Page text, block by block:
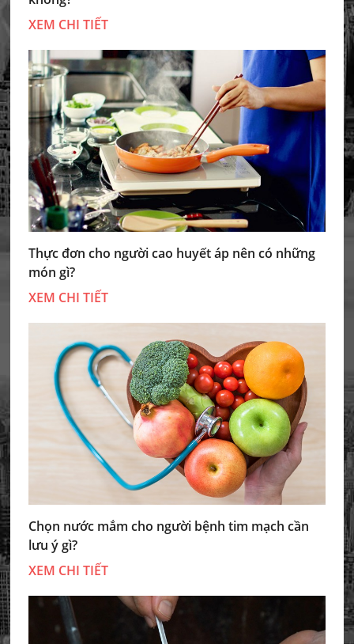
XEM CHI TIẾT
Thực đơn cho người cao huyết áp nên có những
món gì?
XEM CHI TIẾT
Chọn nước mắm cho người bệnh tim mạch cần
lưu ý gì?
XEM CHI TIẾT